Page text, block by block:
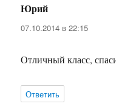
Юрий
07.10.2014 в 22:15
Отличный класс,
Ответить